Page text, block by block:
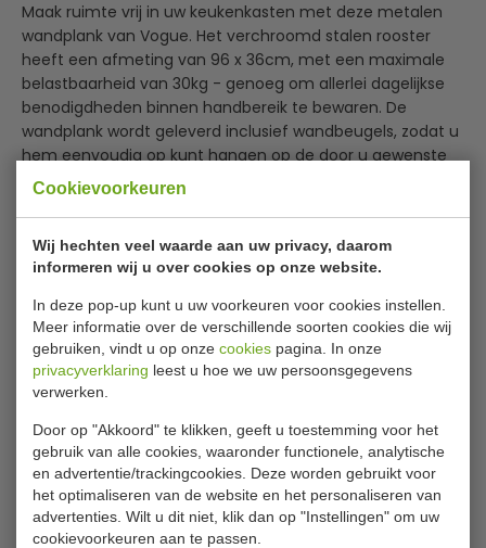
Cookievoorkeuren
Wij hechten veel waarde aan uw privacy, daarom
informeren wij u over cookies op onze website.
In deze pop-up kunt u uw voorkeuren voor cookies instellen.
Meer informatie over de verschillende soorten cookies die wij
gebruiken, vindt u op onze cookies pagina. In onze
privacyverklaring leest u hoe we uw persoonsgegevens
verwerken.
Door op "Akkoord" te klikken, geeft u toestemming voor het
gebruik van alle cookies, waaronder functionele, analytische
en advertentie/trackingcookies. Deze worden gebruikt voor
het optimaliseren van de website en het personaliseren van
advertenties. Wilt u dit niet, klik dan op "Instellingen" om uw
cookievoorkeuren aan te passen.
Maak ruimte vrij in uw keukenkasten met deze metalen
wandplank van Vogue. Het verchroomd stalen rooster
heeft een afmeting van 96 x 36cm, met een maximale
belastbaarheid van 30kg - genoeg om allerlei dagelijkse
benodigdheden binnen handbereik te bewaren. De
wandplank wordt geleverd inclusief wandbeugels, zodat u
hem eenvoudig op kunt hangen op de door u gewenste
plek. Omdat het geen solide plank is maar een rooster
Robuuste wandplank, ideaal voor het opbergen van
pannen
Zorgt voor luchtcirculatie
Inclusief beugels
Afm B x D 91 x 36 cm
Max capaciteit 30 kg
Lees meer
Bijlages
Handleiding
Specificaties
Afm B x D
91 x 36 cm
Materiaal
Verchroomd staal
Draagvermogen
30 kilo